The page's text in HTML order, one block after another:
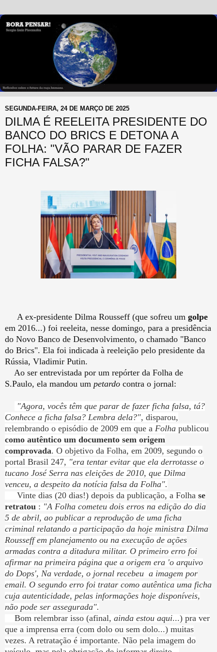
SEGUNDA-FEIRA, 24 DE MARÇO DE 2025
DILMA É REELEITA PRESIDENTE DO
BANCO DO BRICS E DETONA A
FOLHA: "VÃO PARAR DE FAZER
FICHA FALSA?"
A ex-presidente Dilma Rousseff (que sofreu um golpe
em 2016...) foi reeleita, nesse domingo, para a presidência
do Novo Banco de Desenvolvimento, o chamado "Banco
do Brics". Ela foi indicada à reeleição pelo presidente da
Rússia, Vladimir Putin.
Ao ser entrevistada por um repórter da Folha de
S.Paulo, ela mandou um petardo contra o jornal:
"Agora, vocês têm que parar de fazer ficha falsa, tá?
Conhece a ficha falsa? Lembra dela?", disparou,
relembrando o episódio de 2009 em que a Folha publicou
como autêntico um documento sem origem
comprovada. O objetivo da Folha, em 2009, segundo o
portal Brasil 247, "era tentar evitar que ela derrotasse o
tucano José Serra nas eleições de 2010, que Dilma
venceu, a despeito da notícia falsa da Folha".
Vinte dias (20 dias!) depois da publicação, a Folha se
retratou : "A Folha cometeu dois erros na edição do dia
5 de abril, ao publicar a reprodução de uma ficha
criminal relatando a participação da hoje ministra Dilma
Rousseff em planejamento ou na execução de ações
armadas contra a ditadura militar. O primeiro erro foi
afirmar na primeira página que a origem era 'o arquivo
do Dops', Na verdade, o jornal recebeu a imagem por
email. O segundo erro foi tratar como autêntica uma ficha
cuja autenticidade, pelas informações hoje disponíveis,
não pode ser assegurada".
Bom relembrar isso (afinal, ainda estou aqui...) pra ver
que a imprensa erra (com dolo ou sem dolo...) muitas
vezes. A retratação é importante. Não pela imagem do